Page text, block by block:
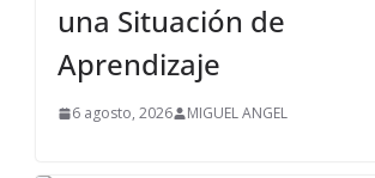
una Situación de
Aprendizaje
6 agosto, 2026 MIGUEL ANGEL